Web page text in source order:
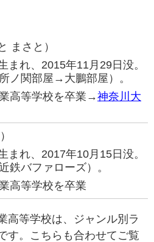
まさと）
まれ、2015年11月29日没。
ノ関部屋→大鵬部屋）。
高等学校を卒業→神奈川大
まれ、2017年10月15日没。
鉄バファローズ）。
高等学校を卒業
高等学校は、ジャンル別ラ
す。こちらも合わせてご覧